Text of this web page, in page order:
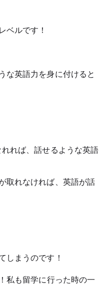
ベルです！
な英語力を身に付けると
れば、話せるような英語
取れなければ、英語が話
しまうのです！
私も留学に行った時の一